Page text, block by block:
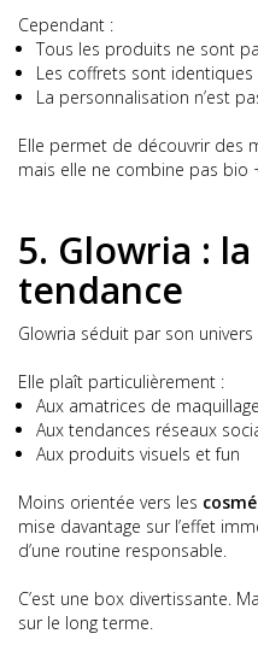
Cependant :
Tous les produits ne sont
Les coffrets sont
La personnalisation n’est
Elle permet de découvrir des
mais elle ne combine pas bio
5. Glowria :
tendance
Glowria séduit par son
Elle plaît particulièrement :
Aux amatrices de maquillage
Aux tendances réseaux
Aux produits visuels et fun
Moins orientée vers les
mise davantage sur l’effet
d’une routine responsable.
C’est une box divertissante.
sur le long terme.